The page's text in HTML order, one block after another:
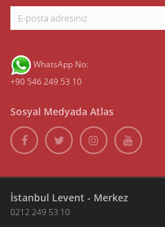
WhatsApp No:
+90 546 249 53 10
Sosyal Medyada Atlas
İstanbul Levent - Merkez
0212 249 53 10